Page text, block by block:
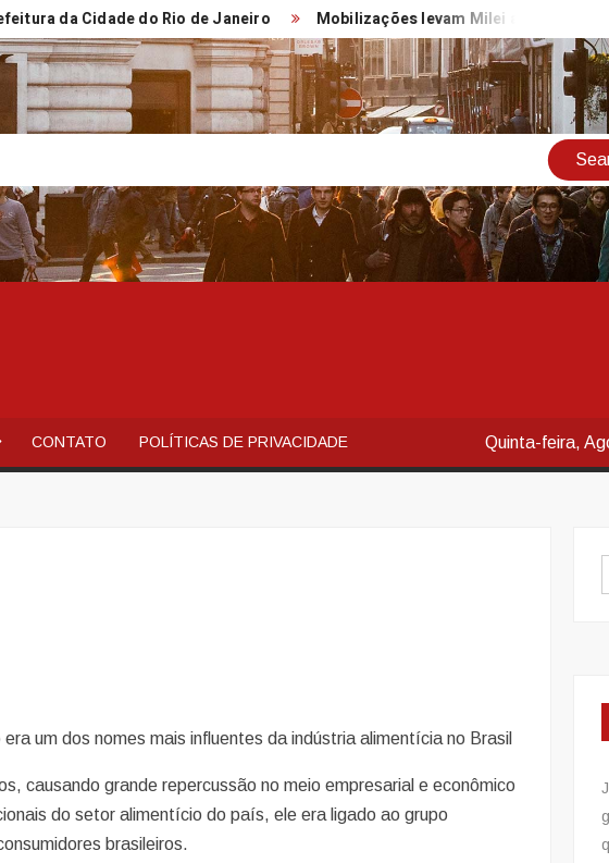
Cidade do Rio de Janeiro Mobilizações levam Milei a recuar sobre
CONTATO POLÍTICAS DE PRIVACIDADE Quinta-feira,
um dos nomes mais influentes da indústria alimentícia no Brasil
causando grande repercussão no meio empresarial e econômico
do setor alimentício do país, ele era ligado ao grupo
brasileiros.